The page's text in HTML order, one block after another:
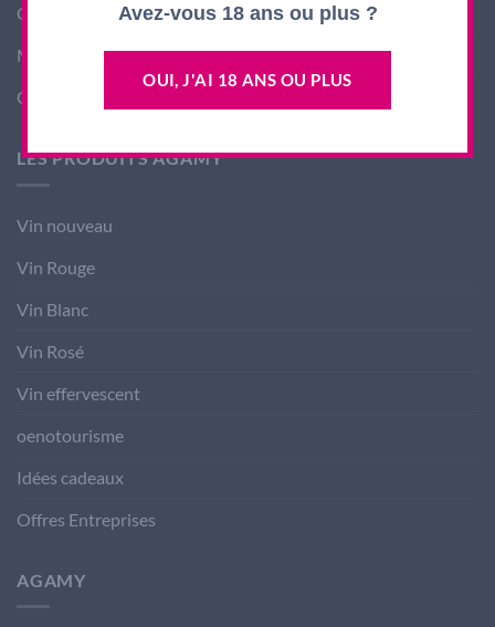
Conditions générales de ventes
Mentions légales
Contact
LES PRODUITS AGAMY
Vin nouveau
Vin Rouge
Vin Blanc
Vin Rosé
Vin effervescent
oenotourisme
Idées cadeaux
Offres Entreprises
AGAMY
Avez-vous 18 ans ou plus ?
OUI, J'AI 18 ANS OU PLUS